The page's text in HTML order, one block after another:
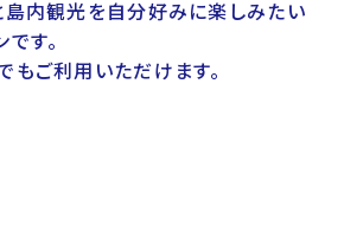
島内観光を自分好みに楽しみたい
す。
もご利用いただけます。